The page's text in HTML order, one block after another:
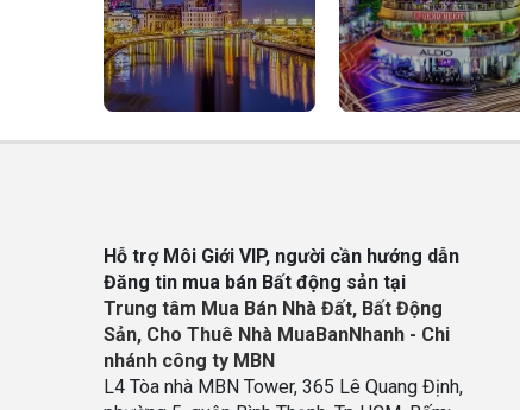
Hỗ trợ Môi Giới VIP, người cần hướng dẫn
Đăng tin mua bán Bất động sản tại
Trung tâm Mua Bán Nhà Đất, Bất Động
Sản, Cho Thuê Nhà MuaBanNhanh - Chi
nhánh công ty MBN
L4 Tòa nhà MBN Tower, 365 Lê Quang Định,